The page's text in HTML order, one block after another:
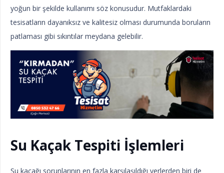
yoğun bir şekilde kullanımı söz konusudur. Mutfaklardaki
tesisatların dayanıksız ve kalitesiz olması durumunda boruların
patlaması gibi sıkıntılar meydana gelebilir.
Su Kaçak Tespiti İşlemleri
Su kaçağı sorunlarının en fazla karşılaşıldığı yerlerden biri de